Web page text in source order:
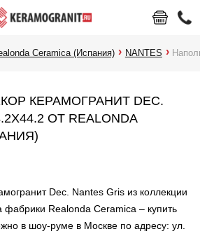
Ceramica (Испания) NANTES
КЕРАМОГРАНИТ DEC.
ОТ REALONDA
Dec. Nantes Gris из коллекции
фабрики Realonda Ceramica – купить
в шоу-руме в Москве по адресу: ул.